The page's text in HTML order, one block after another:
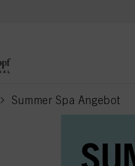
Summer Spa Angebot
current page